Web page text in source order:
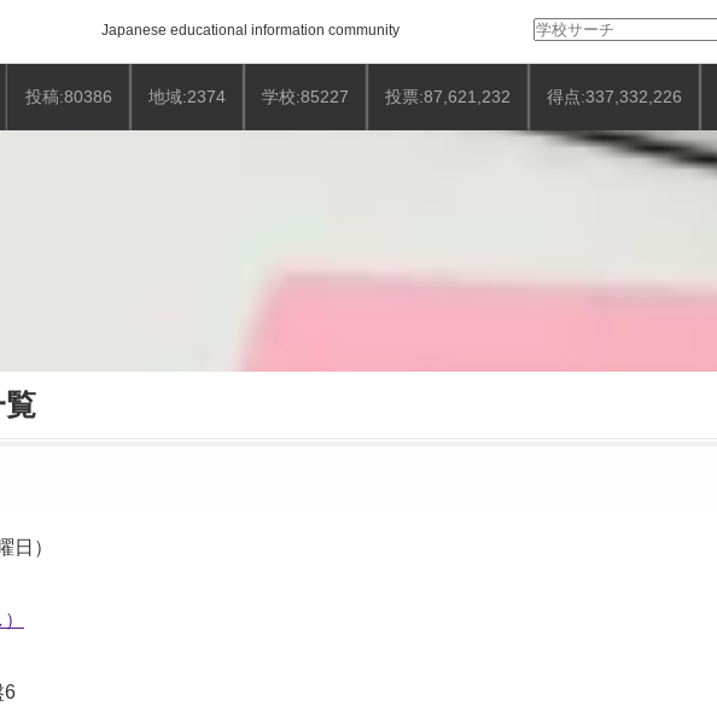
Japanese educational information community
検
索:
投稿:80386 地域:2374 学校:85227 投票:87,621,232 得点:337,332,226
日）
6